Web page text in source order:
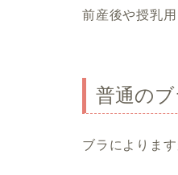
前産後や授乳
普通の
ブラによります